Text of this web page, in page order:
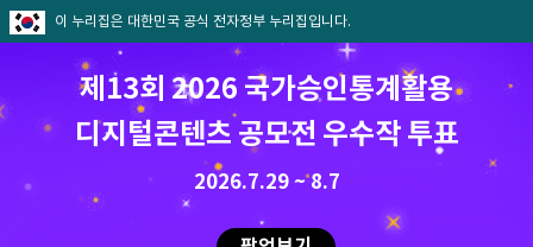
이 누리집은 대한민국 공식 전자정부 누리집입니다.
제13회 2026 국가승인통계활용
디지털콘텐츠 공모전 우수작 투표
2026.7.29 ~ 8.7
8.7.(금) ~ 8.21.(금)